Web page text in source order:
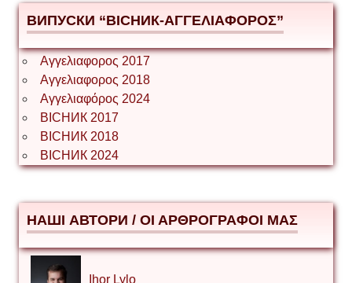
ВИПУСКИ “ВІСНИК-ΑΓΓΕΛΙΑΦΟΡΟΣ”
Αγγελιαφορος 2017
Αγγελιαφορος 2018
Αγγελιαφόρος 2024
ВІСНИК 2017
ВІСНИК 2018
ВІСНИК 2024
НАШІ АВТОРИ / ΟΙ ΑΡΘΡΟΓΡΑΦΟΙ ΜΑΣ
Ihor Lylo